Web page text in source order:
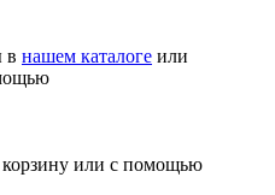
в нашем каталоге или
корзину или с помощью